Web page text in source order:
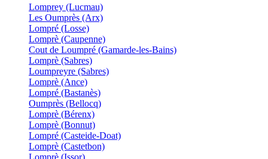
Lomprey (Lucmau)
Les Oumprès (Arx)
Lompré (Losse)
Lomprè (Caupenne)
Cout de Loumpré (Gamarde-les-Bains)
Lomprè (Sabres)
Loumpreyre (Sabres)
Lomprè (Ance)
Lompré (Bastanès)
Oumprès (Bellocq)
Lomprè (Bérenx)
Lomprè (Bonnut)
Lompré (Casteide-Doat)
Lomprè (Castetbon)
Lomprè (Issor)